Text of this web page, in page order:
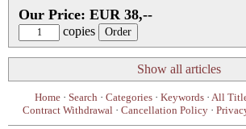
Our Price: EUR 38,--
copies
Show all articles
Home · Search · Categories · Keywords · All
Contract Withdrawal · Cancellation Policy ·